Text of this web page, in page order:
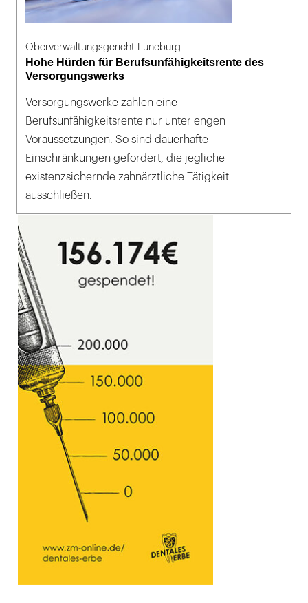
Oberverwaltungsgericht Lüneburg
Hohe Hürden für Berufsunfähigkeitsrente des
Versorgungswerks
Versorgungswerke zahlen eine
Berufsunfähigkeitsrente nur unter engen
Voraussetzungen. So sind dauerhafte
Einschränkungen gefordert, die jegliche
existenzsichernde zahnärztliche Tätigkeit
ausschließen.